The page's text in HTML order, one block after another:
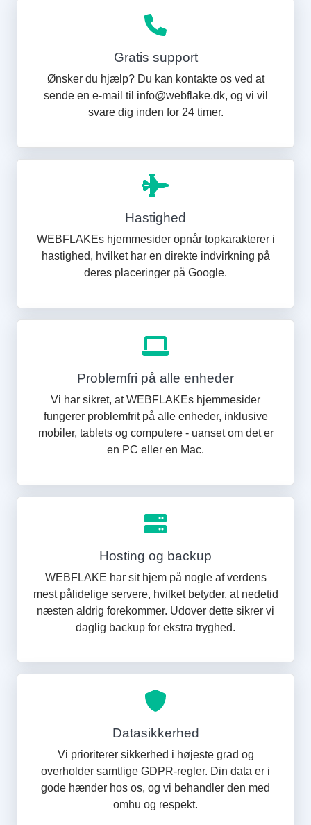
Gratis support
Ønsker du hjælp? Du kan kontakte os ved at
sende en e-mail til info@webflake.dk, og vi vil
svare dig inden for 24 timer.
Hastighed
WEBFLAKEs hjemmesider opnår topkarakterer i
hastighed, hvilket har en direkte indvirkning på
deres placeringer på Google.
Problemfri på alle enheder
Vi har sikret, at WEBFLAKEs hjemmesider
fungerer problemfrit på alle enheder, inklusive
mobiler, tablets og computere - uanset om det er
en PC eller en Mac.
Hosting og backup
WEBFLAKE har sit hjem på nogle af verdens
mest pålidelige servere, hvilket betyder, at nedetid
næsten aldrig forekommer. Udover dette sikrer vi
daglig backup for ekstra tryghed.
Datasikkerhed
Vi prioriterer sikkerhed i højeste grad og
overholder samtlige GDPR-regler. Din data er i
gode hænder hos os, og vi behandler den med
omhu og respekt.